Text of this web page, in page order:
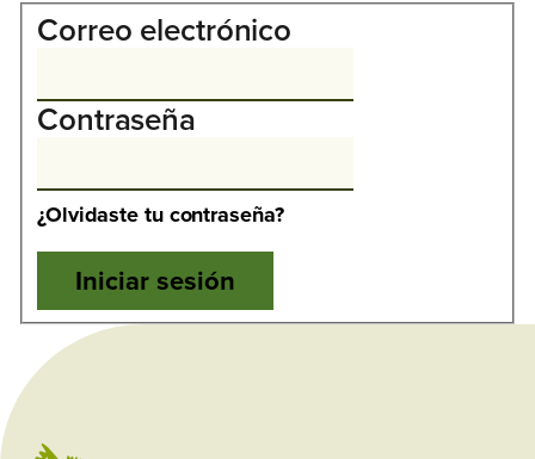
Correo electrónico
Contraseña
¿Olvidaste tu contraseña?